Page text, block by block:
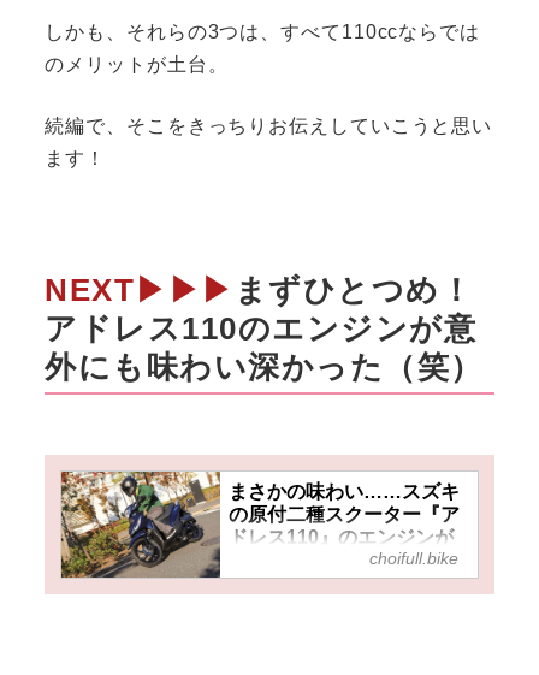
しかも、それらの3つは、すべて110ccならでは
のメリットが土台。
続編で、そこをきっちりお伝えしていこうと思い
ます！
NEXT▶▶▶ まずひとつめ！
アドレス110のエンジンが意
外にも味わい深かった（笑）
まさかの味わい……スズキ
の原付二種スクーター『ア
ドレス110』のエンジンが
走っていて楽しい!?choifull.bike